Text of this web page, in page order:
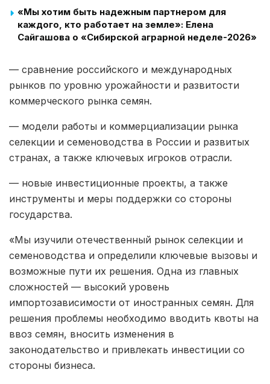
«Мы хотим быть надежным партнером для
каждого, кто работает на земле»: Елена
Сайгашова о «Сибирской аграрной неделе-2026»
— сравнение российского и международных
рынков по уровню урожайности и развитости
коммерческого рынка семян.
— модели работы и коммерциализации рынка
селекции и семеноводства в России и развитых
странах, а также ключевых игроков отрасли.
— новые инвестиционные проекты, а также
инструменты и меры поддержки со стороны
государства.
«Мы изучили отечественный рынок селекции и
семеноводства и определили ключевые вызовы и
возможные пути их решения. Одна из главных
сложностей — высокий уровень
импортозависимости от иностранных семян. Для
решения проблемы необходимо вводить квоты на
ввоз семян, вносить изменения в
законодательство и привлекать инвестиции со
стороны бизнеса.